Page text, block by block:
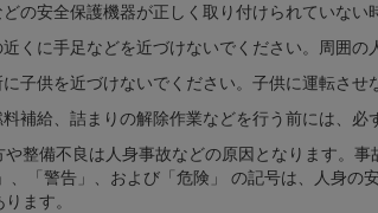
の安全保護機器が正しく取り付けられていない
くに手足などを近づけないでください。周囲の
子供を近づけないでください。子供に運転させ
補給、詰まりの解除作業などを行う前には、必
整備不良は人身事故などの原因となります。
、「警告」、および「危険」 の記号は、人身
ます。